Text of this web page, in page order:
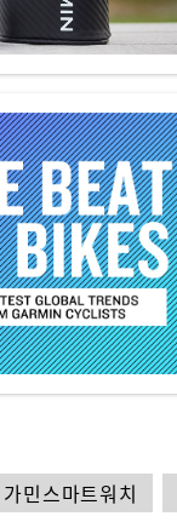
가민스마트워치